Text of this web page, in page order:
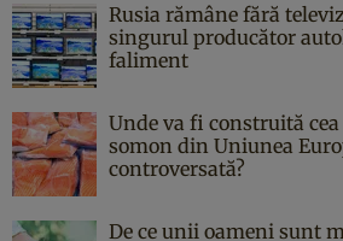
Rusia rămâne fără
singurul producător
faliment
Unde va fi construită
somon din Uniunea
controversată?
De ce unii oameni sunt